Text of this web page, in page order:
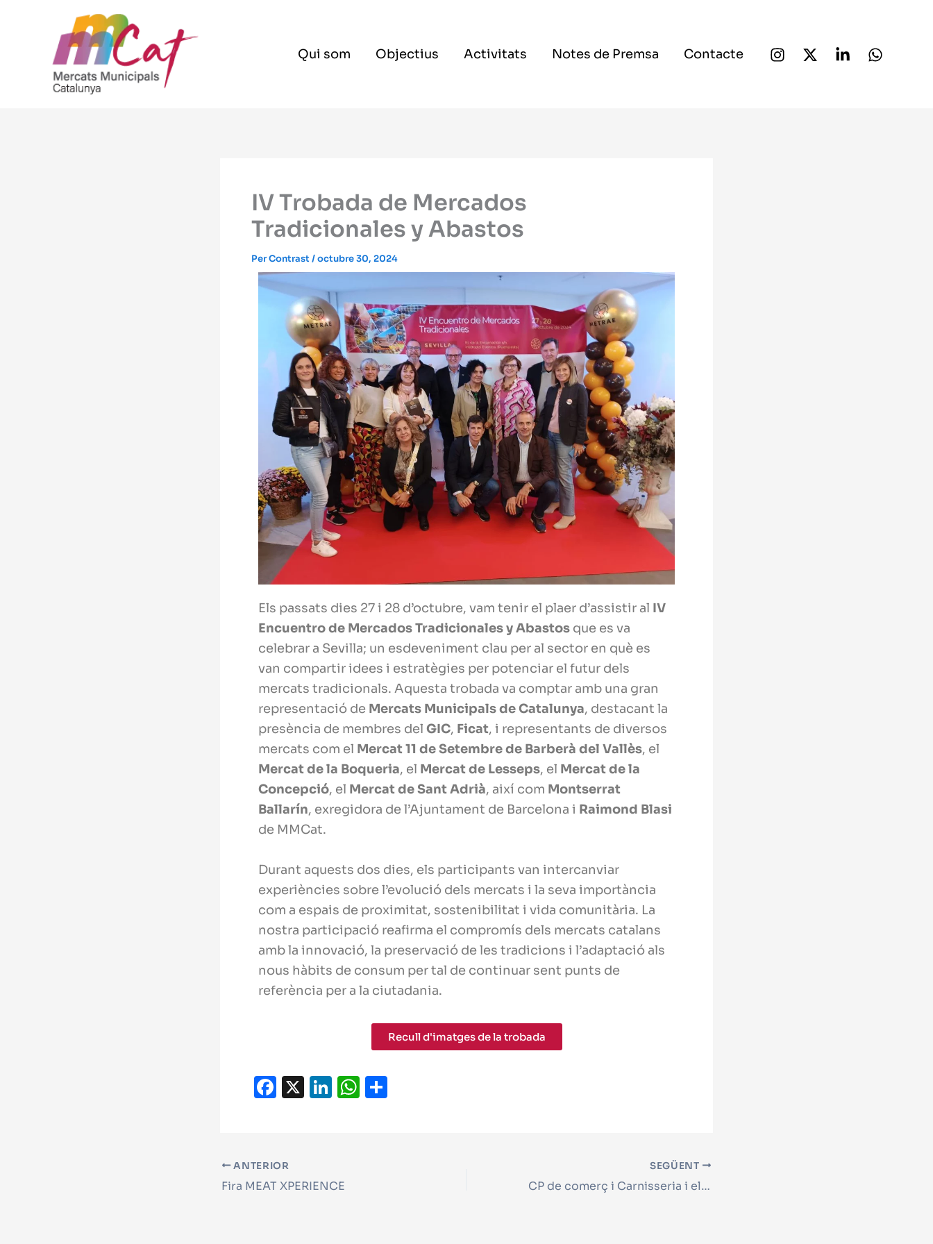
contingut
Qui som Objectius Activitats Notes de Premsa Contacte
IV Trobada de Mercados
Tradicionales y Abastos
PerContrast/octubre 30, 2024
Els passats dies 27 i 28 d’octubre, vam tenir el plaer d’assistir al IV
Encuentro de Mercados Tradicionales y Abastos que es va
celebrar a Sevilla; un esdeveniment clau per al sector en què es
van compartir idees i estratègies per potenciar el futur dels
mercats tradicionals. Aquesta trobada va comptar amb una gran
representació de Mercats Municipals de Catalunya, destacant la
presència de membres del GIC, Ficat, i representants de diversos
mercats com el Mercat 11 de Setembre de Barberà del Vallès, el
Mercat de la Boqueria, el Mercat de Lesseps, el Mercat de la
Concepció, el Mercat de Sant Adrià, així com Montserrat
Ballarín, exregidora de l’Ajuntament de Barcelona i Raimond Blasi
de MMCat.
Durant aquests dos dies, els participants van intercanviar
experiències sobre l’evolució dels mercats i la seva importància
com a espais de proximitat, sostenibilitat i vida comunitària. La
nostra participació reafirma el compromís dels mercats catalans
amb la innovació, la preservació de les tradicions i l’adaptació als
nous hàbits de consum per tal de continuar sent punts de
referència per a la ciutadania.
Recull d'imatges de la trobada
F
e
b
o
X
Li
dI
n
W
ANTERIOR
Fira MEAT XPERIENCE
SEGÜENT
CP de comerç i Carnisseria i elaboració de productes carnis